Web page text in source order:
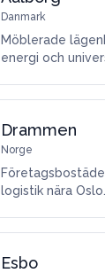
Danmark
Möblerade
energi och
Drammen
Norge
logistik nära Oslo.
Esbo